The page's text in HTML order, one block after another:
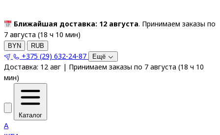
Ближайшая доставка: 12 августа. Принимаем заказы по
7 августа (18 ч 10 мин)
BYN RUB
+375 (29) 632-24-87 Ещё
Доставка: 12 авг | Принимаем заказы по 7 августа (18 ч 10
мин)
Каталог
A